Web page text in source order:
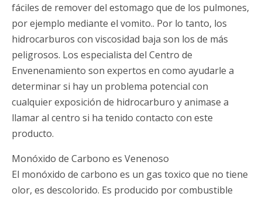
fáciles de remover del estomago que de los pulmones,
por ejemplo mediante el vomito.. Por lo tanto, los
hidrocarburos con viscosidad baja son los de más
peligrosos. Los especialista del Centro de
Envenenamiento son expertos en como ayudarle a
determinar si hay un problema potencial con
cualquier exposición de hidrocarburo y animase a
llamar al centro si ha tenido contacto con este
producto.
Monóxido de Carbono es Venenoso
El monóxido de carbono es un gas toxico que no tiene
olor, es descolorido. Es producido por combustible